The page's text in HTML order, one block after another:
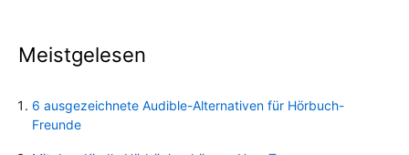
Meistgelesen
6 ausgezeichnete Audible-Alternativen für Hörbuch-
Freunde